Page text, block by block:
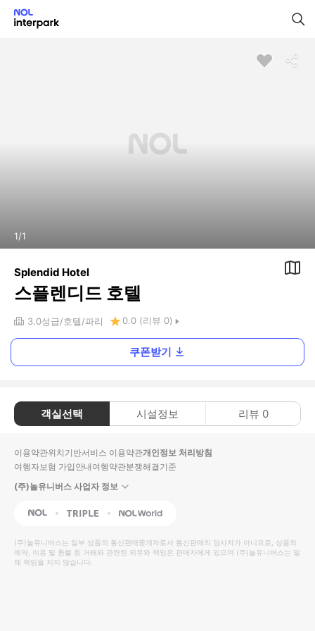
1/1
Splendid Hotel
스플렌디드 호텔
3.0성급 호텔 파리 0.0 (리뷰 0)
쿠폰받기
객실선택 시설정보 리뷰 0
이용약관위치기반서비스 이용약관개인정보 처리방침
여행자보험 가입안내여행약관분쟁해결기준
(주)놀유니버스 사업자 정보
NOL Triple Interpark Global
(주)놀유니버스는 일부 상품의 통신판매중개자로서 통신판매의 당사자가 아니므로, 상품의
예약, 이용 및 환불 등 거래와 관련된 의무와 책임은 판매자에게 있으며 (주)놀유니버스는 일
체 책임을 지지 않습니다.